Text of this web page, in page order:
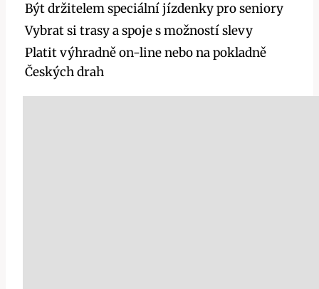
Být držitelem speciální jízdenky pro seniory
Vybrat si trasy a spoje s možností slevy
Platit výhradně on-line nebo na pokladně
Českých drah